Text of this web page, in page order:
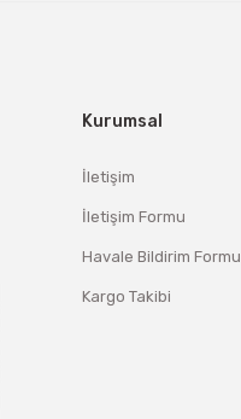
Kurumsal
İletişim
İletişim Formu
Havale Bildirim Formu
Kargo Takibi